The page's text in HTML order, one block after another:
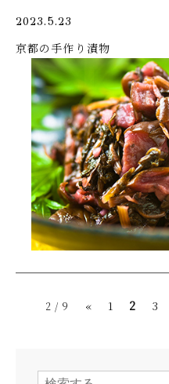
2023.5.23
京都の手作り漬物
2 / 9 « 1 2 3